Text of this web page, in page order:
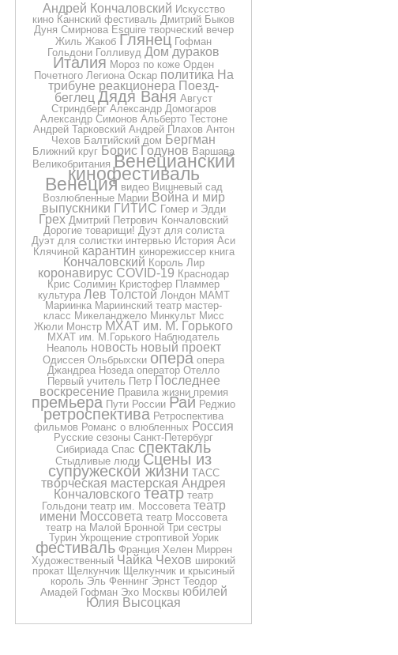
Андрей Кончаловский Искусство
кино Каннский фестиваль Дмитрий Быков
Дуня Смирнова Esquire творческий вечер
Жиль Жакоб Глянец Гофман
Гольдони Голливуд Дом дураков
Италия Мороз по коже Орден
Почетного Легиона Оскар политика На
трибуне реакционера Поезд-
беглец Дядя Ваня Август
Стриндберг Александр Домогаров
Александр Симонов Альберто Тестоне
Андрей Тарковский Андрей Плахов Антон
Чехов Балтийский дом Бергман
Ближний круг Борис Годунов Варшава
Великобритания Венецианский
кинофестиваль
Венеция видео Вишневый сад
Возлюбленные Марии Война и мир
выпускники ГИТИС Гомер и Эдди
Грех Дмитрий Петрович Кончаловский
Дорогие товарищи! Дуэт для солиста
Дуэт для солистки интервью История Аси
Клячиной карантин кинорежиссер книга
Кончаловский Король Лир
коронавирус COVID-19 Краснодар
Крис Солимин Кристофер Пламмер
культура Лев Толстой Лондон МАМТ
Мариинка Мариинский театр мастер-
класс Микеланджело Минкульт Мисс
Жюли Монстр МХАТ им. М. Горького
МХАТ им. М.Горького Наблюдатель
Неаполь новость новый проект
Одиссея Ольбрыхски опера опера
Джандреа Нозеда оператор Отелло
Первый учитель Петр Последнее
воскресение Правила жизни премия
премьера Пути России Рай Реджио
ретроспектива Ретроспектива
фильмов Романс о влюбленных Россия
Русские сезоны Санкт-Петербург
Сибириада Спас спектакль
Стыдливые люди Сцены из
супружеской жизни ТАСС
творческая мастерская Андрея
Кончаловского театр театр
Гольдони театр им. Моссовета театр
имени Моссовета театр Моссовета
театр на Малой Бронной Три сестры
Турин Укрощение строптивой Уорик
фестиваль Франция Хелен Миррен
Художественный Чайка Чехов широкий
прокат Щелкунчик Щелкунчик и крысиный
король Эль Феннинг Эрнст Теодор
Амадей Гофман Эхо Москвы юбилей
Юлия Высоцкая